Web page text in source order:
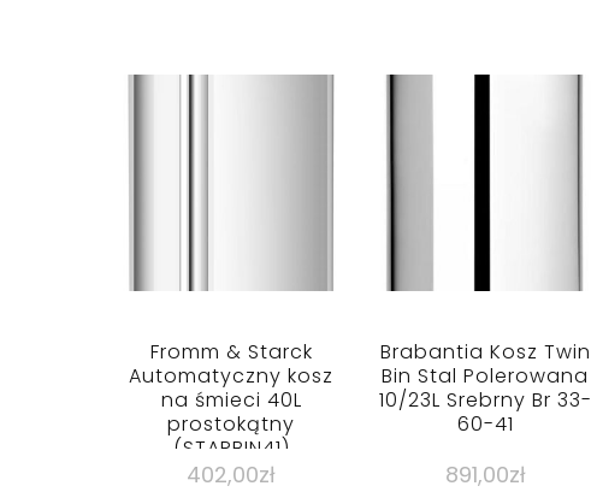
Fromm & Starck
Automatyczny kosz
na śmieci 40L
prostokątny
(STARBIN41)
402,00zł
Brabantia Kosz Twin
Bin Stal Polerowana
10/23L Srebrny Br 33-
60-41
891,00zł